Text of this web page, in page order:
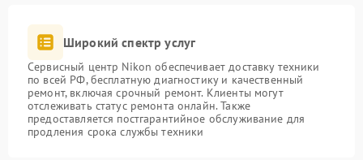
Широкий спектр услуг
Сервисный центр Nikon обеспечивает доставку техники
по всей РФ, бесплатную диагностику и качественный
ремонт, включая срочный ремонт. Клиенты могут
отслеживать статус ремонта онлайн. Также
предоставляется постгарантийное обслуживание для
продления срока службы техники